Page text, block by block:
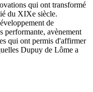
qui ont transformé
du XIXe siècle.
de
performante, avènement
qui ont permis d'affirmer
Dupuy de Lôme a